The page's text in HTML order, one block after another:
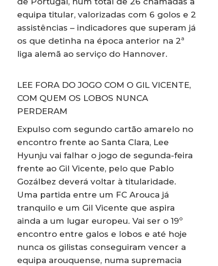
equipa titular, valorizadas com 6 golos e 2
assistências – indicadores que superam já
os que detinha na época anterior na 2ª
liga alemã ao serviço do Hannover.
LEE FORA DO JOGO COM O GIL VICENTE,
COM QUEM OS LOBOS NUNCA
PERDERAM
Expulso com segundo cartão amarelo no
encontro frente ao Santa Clara, Lee
Hyunju vai falhar o jogo de segunda-feira
frente ao Gil Vicente, pelo que Pablo
Gozálbez deverá voltar à titularidade.
Uma partida entre um FC Arouca já
tranquilo e um Gil Vicente que aspira
ainda a um lugar europeu. Vai ser o 19º
encontro entre galos e lobos e até hoje
nunca os gilistas conseguiram vencer a
equipa arouquense, numa supremacia